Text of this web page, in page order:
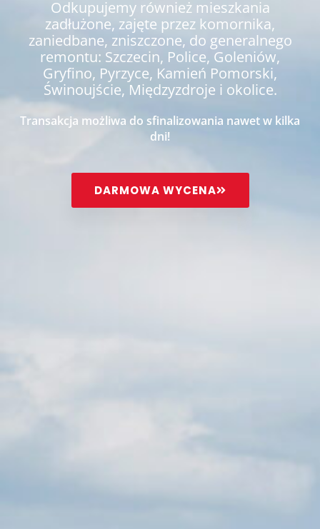
Odkupujemy również mieszkania
zadłużone, zajęte przez komornika,
zaniedbane, zniszczone, do generalnego
remontu: Szczecin, Police, Goleniów,
Gryfino, Pyrzyce, Kamień Pomorski,
Świnoujście, Międzyzdroje i okolice.
Transakcja możliwa do sfinalizowania nawet w kilka
dni!
DARMOWA WYCENA